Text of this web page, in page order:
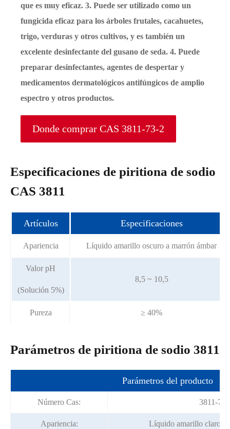
que es muy eficaz. 3. Puede ser utilizado como un
fungicida eficaz para los árboles frutales, cacahuetes,
trigo, verduras y otros cultivos, y es también un
excelente desinfectante del gusano de seda. 4. Puede
preparar desinfectantes, agentes de despertar y
medicamentos dermatológicos antifúngicos de amplio
espectro y otros productos.
Donde comprar CAS 3811-73-2
Especificaciones de piritiona de sodio
CAS 3811
Artículos Especificaciones
Apariencia Líquido amarillo oscuro a marrón ámbar
Valor pH
(Solución 5%)
8,5 ~ 10,5
Pureza ≥ 40%
Parámetros de piritiona de sodio 3811
Parámetros del producto
Número Cas: 3811-73-
Apariencia: Líquido amarillo claro/